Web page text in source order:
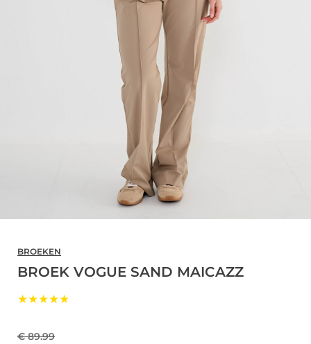
BROEKEN
BROEK VOGUE SAND MAICAZZ
★★★★★
€ 89.99